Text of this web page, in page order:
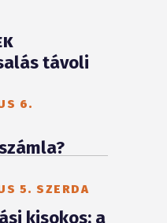
távoli
6.
5. SZERDA
kisokos: a